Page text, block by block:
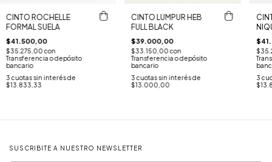
CINTO ROCHELLE
FORMAL SUELA
$41.500,00
$35.275,00con
Transferencia o depósito
bancario
3 cuotas sin interés de
$13.833,33
CINTO LUMPUR HEB
FULL BLACK
$39.000,00
$33.150,00con
Transferencia o depósito
bancario
3 cuotas sin interés de
$13.000,00
3
SUSCRIBITE A NUESTRO NEWSLETTER